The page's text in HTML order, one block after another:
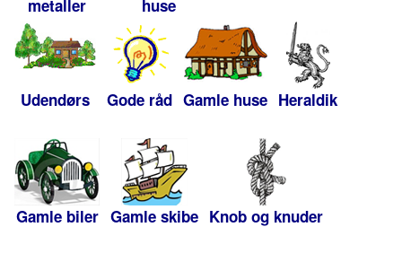
metaller
huse
Udendørs Gode råd Gamle huse Heraldik
Gamle biler Gamle skibe Knob og knuder